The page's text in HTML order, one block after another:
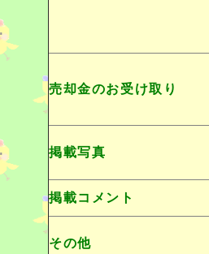
売却金のお受け取り
掲載写真
掲載コメント
その他